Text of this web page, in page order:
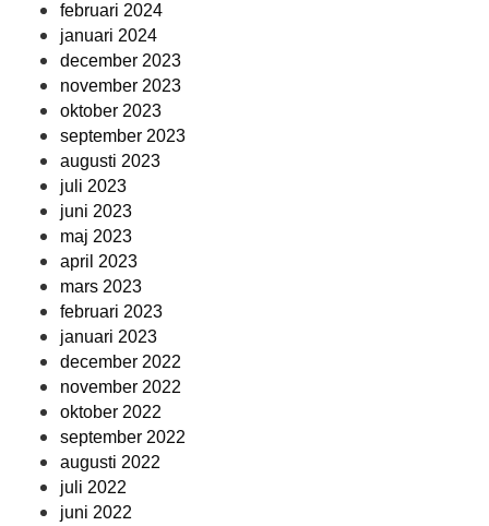
februari 2024
januari 2024
december 2023
november 2023
oktober 2023
september 2023
augusti 2023
juli 2023
juni 2023
maj 2023
april 2023
mars 2023
februari 2023
januari 2023
december 2022
november 2022
oktober 2022
september 2022
augusti 2022
juli 2022
juni 2022